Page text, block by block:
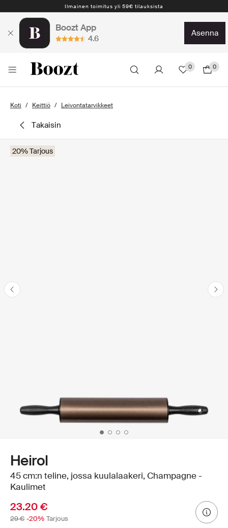
Ilmainen toimitus yli 59€ tilauksista
Boozt App
4.6
asenna
0 0
Koti Keittiö Leivontatarvikkeet
takaisin
20% Tarjous
Heirol
45 cm:n teline, jossa kuulalaakeri, Champagne -
Kaulimet
23.20 €
29 € -20% Tarjous